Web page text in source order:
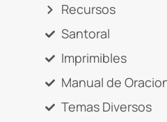
Recursos
Santoral
Imprimibles
Manual de
Temas Diversos